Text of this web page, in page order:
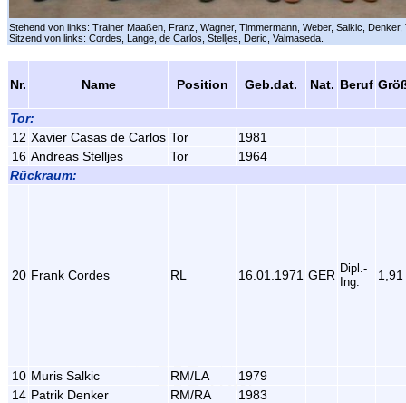
Stehend von links: Trainer Maaßen, Franz, Wagner, Timmermann, Weber, Salkic,
Sitzend von links: Cordes, Lange, de Carlos, Stelljes, Deric, Valmaseda.
Nr. Name Position Geb.dat. Nat. Beruf
Tor:
12 Xavier Casas de Carlos Tor
1981
16 Andreas Stelljes Tor
1964
Rückraum:
20 Frank Cordes RL 16.01.1971 GER Dipl.-
Ing.
1,91
10 Muris Salkic RM/LA
1979
14 Patrik Denker RM/RA
1983